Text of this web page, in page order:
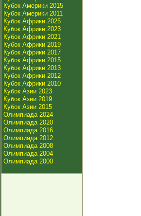
Кубок Америки 2015
Кубок Америки 2011
Кубок Африки 2025
Кубок Африки 2023
Кубок Африки 2021
Кубок Африки 2019
Кубок Африки 2017
Кубок Африки 2015
Кубок Африки 2013
Кубок Африки 2012
Кубок Африки 2010
Кубок Азии 2023
Кубок Азии 2019
Кубок Азии 2015
Олимпиада 2024
Олимпиада 2020
Олимпиада 2016
Олимпиада 2012
Олимпиада 2008
Олимпиада 2004
Олимпиада 2000